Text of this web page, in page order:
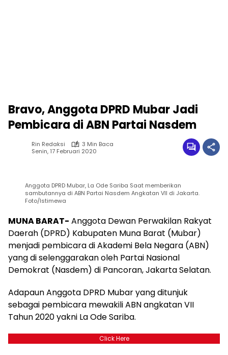
Bravo, Anggota DPRD Mubar Jadi
Pembicara di ABN Partai Nasdem
Rin Redaksi
3 Min Baca
Senin, 17 Februari 2020
Anggota DPRD Mubar, La Ode Sariba Saat memberikan
sambutannya di ABN Partai Nasdem Angkatan VII di Jakarta.
Foto/Istimewa
MUNA BARAT- Anggota Dewan Perwakilan Rakyat
Daerah (DPRD) Kabupaten Muna Barat (Mubar)
menjadi pembicara di Akademi Bela Negara (ABN)
yang di selenggarakan oleh Partai Nasional
Demokrat (Nasdem) di Pancoran, Jakarta Selatan.
Adapaun Anggota DPRD Mubar yang ditunjuk
sebagai pembicara mewakili ABN angkatan VII
Tahun 2020 yakni La Ode Sariba.
Click Here